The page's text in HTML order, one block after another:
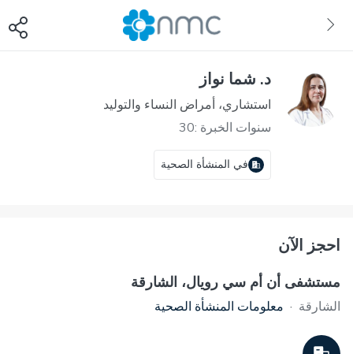
د. شما نواز
استشاري، أمراض النساء والتوليد
سنوات الخبرة :30
في المنشأة الصحية
احجز الآن
مستشفى أن أم سي رويال، الشارقة
الشارقة · معلومات المنشأة الصحية